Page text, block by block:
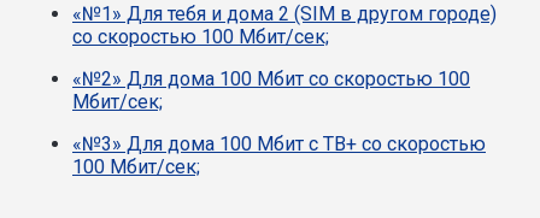
«№1» Для тебя и дома 2 (SIM в другом городе)
со скоростью 100 Мбит/сек;
«№2» Для дома 100 Мбит со скоростью 100
Мбит/сек;
«№3» Для дома 100 Мбит с ТВ+ со скоростью
100 Мбит/сек;